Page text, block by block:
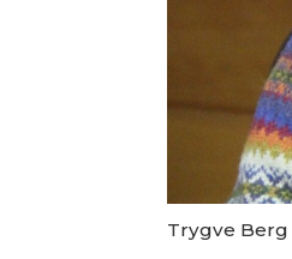
Trygve Berg